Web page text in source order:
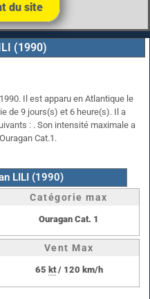
du site
(1990)
Il est apparu en Atlantique le
de 9 jours(s) et 6 heure(s). Il a
: . Son intensité maximale a
Cat.1.
LILI (1990)
Catégorie max
Ouragan Cat. 1
Vent Max
65 kt/ 120 km/h